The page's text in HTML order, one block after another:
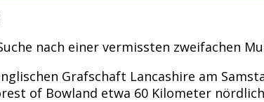
nach einer vermissten zweifachen
Grafschaft Lancashire am
of Bowland etwa 60 Kilometer